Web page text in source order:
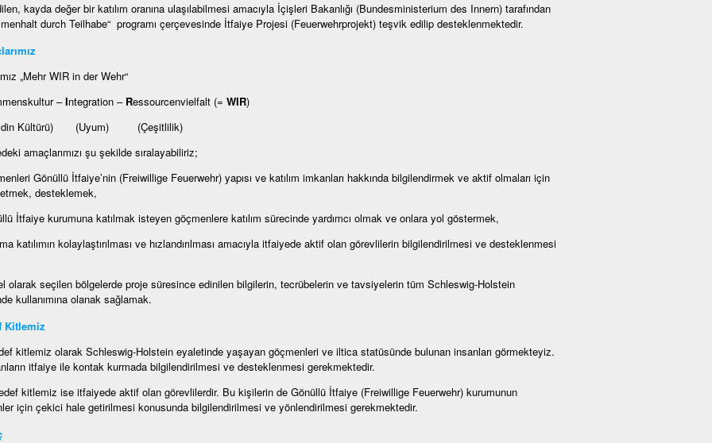
kayda değer bir katılım oranına ulaşılabilmesi amacıyla İçişleri Bakanlığı (Bundesministerium des Innern) tarafından
durch Teilhabe“ programı çerçevesinde İtfaiye Projesi (Feuerwehrprojekt) teşvik edilip desteklenmektedir.
„Mehr WIR in der Wehr“
–Integration – Ressourcenvielfalt (= WIR)
Kültürü) (Uyum) (Çeşitlilik)
amaçlarımızı şu şekilde sıralayabiliriz;
Gönüllü İtfaiye’nin (Freiwillige Feuerwehr) yapısı ve katılım imkanları hakkında bilgilendirmek ve aktif olmaları için
desteklemek,
İtfaiye kurumuna katılmak isteyen göçmenlere katılım sürecinde yardımcı olmak ve onlara yol göstermek,
katılımın kolaylaştırılması ve hızlandırılması amacıyla itfaiyede aktif olan görevlilerin bilgilendirilmesi ve desteklenmesi
olarak seçilen bölgelerde proje süresince edinilen bilgilerin, tecrübelerin ve tavsiyelerin tüm Schleswig-Holstein
kullanımına olanak sağlamak.
Kitlemiz
kitlemiz olarak Schleswig-Holstein eyaletinde yaşayan göçmenleri ve iltica statüsünde bulunan insanları görmekteyiz.
itfaiye ile kontak kurmada bilgilendirilmesi ve desteklenmesi gerekmektedir.
kitlemiz ise itfaiyede aktif olan görevlilerdir. Bu kişilerin de Gönüllü İtfaiye (Freiwillige Feuerwehr) kurumunun
için çekici hale getirilmesi konusunda bilgilendirilmesi ve yönlendirilmesi gerekmektedir.